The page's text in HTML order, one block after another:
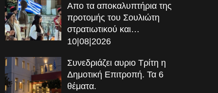
Απο τα αποκαλυπτήρια της
προτομής του Σουλιώτη
στρατιωτικού και…
10|08|2026
Συνεδριάζει αυριο Τρίτη η
Δημοτική Επιτροπή. Τα 6
θέματα.